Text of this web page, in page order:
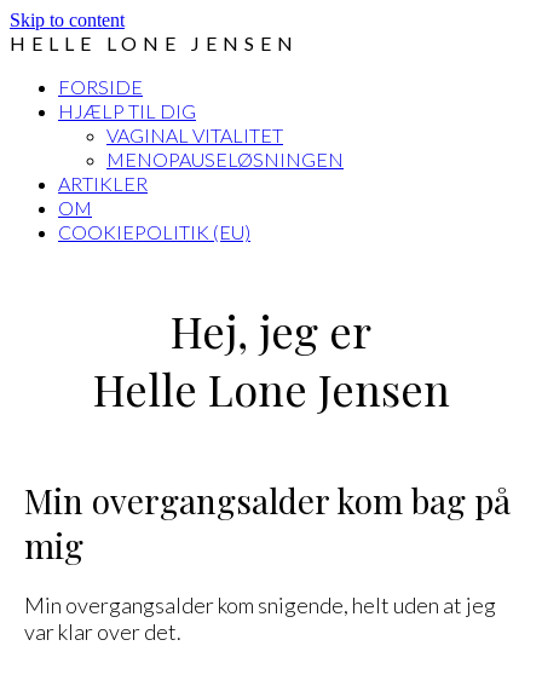
Skip to content
HELLE LONE JENSEN
FORSIDE
HJÆLP TIL DIG
VAGINAL VITALITET
MENOPAUSELØSNINGEN
ARTIKLER
OM
COOKIEPOLITIK (EU)
Hej, jeg er
Helle Lone Jensen
Min overgangsalder kom bag på
mig
Min overgangsalder kom snigende, helt uden at jeg
var klar over det.